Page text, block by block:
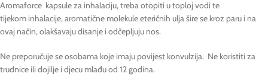
Aromaforce kapsule za inhalaciju, treba otopiti u toploj vodi te
tijekom inhalacije, aromatične molekule eteričnih ulja šire se kroz paru i na
ovaj način, olakšavaju disanje i odčepljuju nos.
Ne preporučuje se osobama koje imaju povijest konvulzija. Ne koristiti za
trudnice ili dojilje i djecu mlađu od 12 godina.